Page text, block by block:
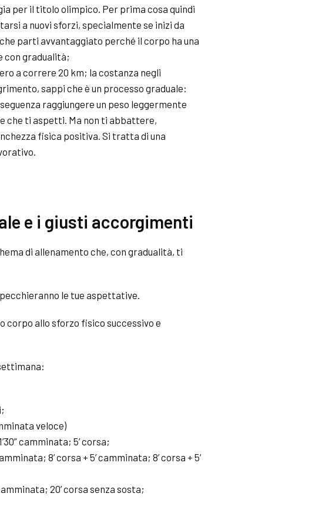
per il titolo olimpico. Per prima cosa quindi
a nuovi sforzi, specialmente se inizi da
parti avvantaggiato perché il corpo ha una
con gradualità;
a correre 20 km; la costanza negli
sappi che è un processo graduale:
raggiungere un peso leggermente
che ti aspetti. Ma non ti abbattere,
fisica positiva. Si tratta di una
e i giusti accorgimenti
di allenamento che, con gradualità, ti
le tue aspettative.
corpo allo sforzo fisico successivo e
veloce)
camminata; 5’ corsa;
8’ corsa + 5’ camminata; 8’ corsa + 5’
20’ corsa senza sosta;